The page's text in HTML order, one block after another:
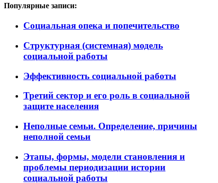
Популярные записи:
Социальная опека и попечительство
Структурная (системная) модель
социальной работы
Эффективность социальной работы
Третий сектор и его роль в социальной
защите населения
Неполные семьи. Определение, причины
неполной семьи
Этапы, формы, модели становления и
проблемы периодизации истории
социальной работы